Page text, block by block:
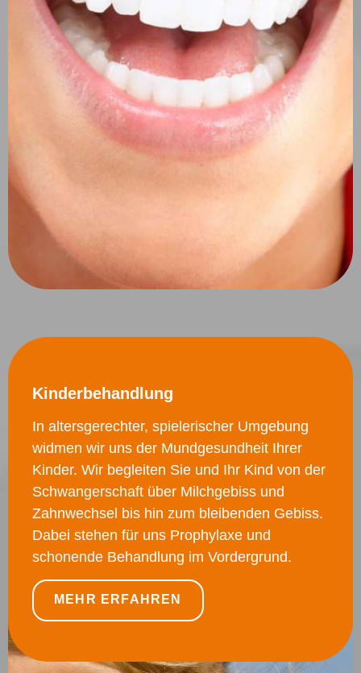
Kinderbehandlung
In altersgerechter, spielerischer Umgebung
widmen wir uns der Mundgesundheit Ihrer
Kinder. Wir begleiten Sie und Ihr Kind von der
Schwangerschaft über Milchgebiss und
Zahnwechsel bis hin zum bleibenden Gebiss.
Dabei stehen für uns Prophylaxe und
schonende Behandlung im Vordergrund.
MEHR ERFAHREN